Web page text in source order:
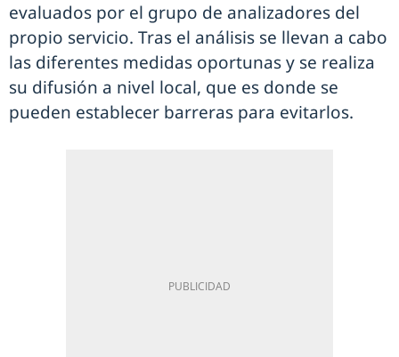
evaluados por el grupo de analizadores del
propio servicio. Tras el análisis se llevan a cabo
las diferentes medidas oportunas y se realiza
su difusión a nivel local, que es donde se
pueden establecer barreras para evitarlos.